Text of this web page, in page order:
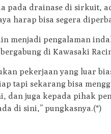
pada drainase di sirkuit,
harap bisa segera
menjadi pengalaman
di Kawasaki
pekerjaan yang luar
tapi sekarang bisa
dan juga kepada pihak
di sini,” pungkasnya.(*)